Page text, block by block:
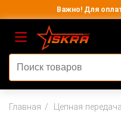
Важно! Для
Главная Цепная передача